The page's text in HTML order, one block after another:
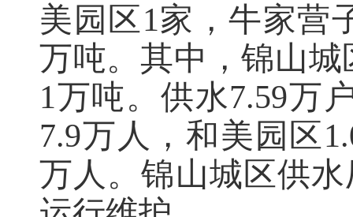
美园区1家，牛家营
万吨。其中，锦山城
1万吨。供水7.59万
7.9万人，和美园区1.
万人。锦山城区供水